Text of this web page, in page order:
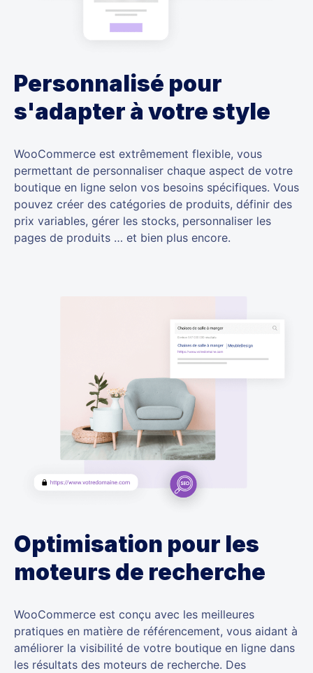
Personnalisé pour
s'adapter à votre style
WooCommerce est extrêmement flexible, vous
permettant de personnaliser chaque aspect de votre
boutique en ligne selon vos besoins spécifiques. Vous
pouvez créer des catégories de produits, définir des
prix variables, gérer les stocks, personnaliser les
pages de produits … et bien plus encore.
Optimisation pour les
moteurs de recherche
WooCommerce est conçu avec les meilleures
pratiques en matière de référencement, vous aidant à
améliorer la visibilité de votre boutique en ligne dans
les résultats des moteurs de recherche. Des